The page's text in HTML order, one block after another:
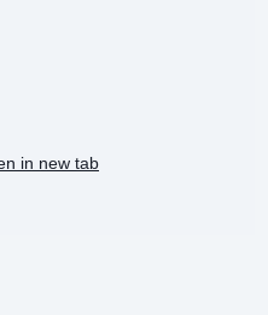
in new tab